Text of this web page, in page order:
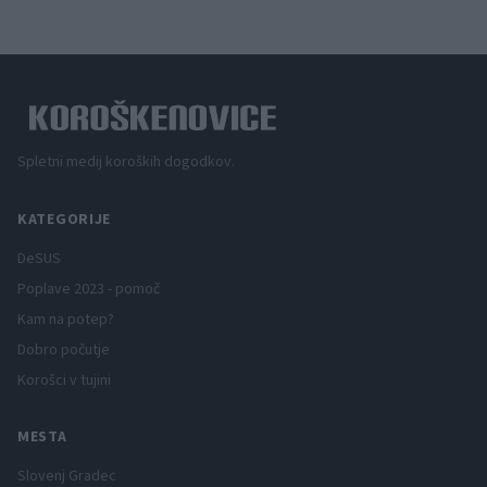
Spletni medij koroških dogodkov.
KATEGORIJE
DeSUS
Poplave 2023 - pomoč
Kam na potep?
Dobro počutje
Korošci v tujini
MESTA
Slovenj Gradec